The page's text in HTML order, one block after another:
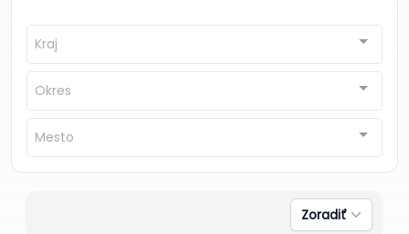
Kraj
Okres
Mesto
Zoradiť